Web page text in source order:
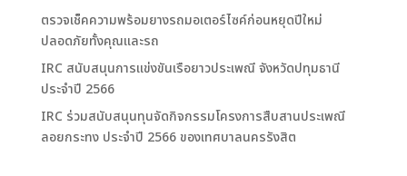
ตรวจเช็คความพร้อมยางรถมอเตอร์ไซค์ก่อนหยุดปีใหม่
ปลอดภัยทั้งคุณและรถ
IRC สนับสนุนการแข่งขันเรือยาวประเพณี จังหวัดปทุมธานี
ประจำปี 2566
IRC ร่วมสนับสนุนทุนจัดกิจกรรมโครงการสืบสานประเพณี
ลอยกระทง ประจำปี 2566 ของเทศบาลนครรังสิต